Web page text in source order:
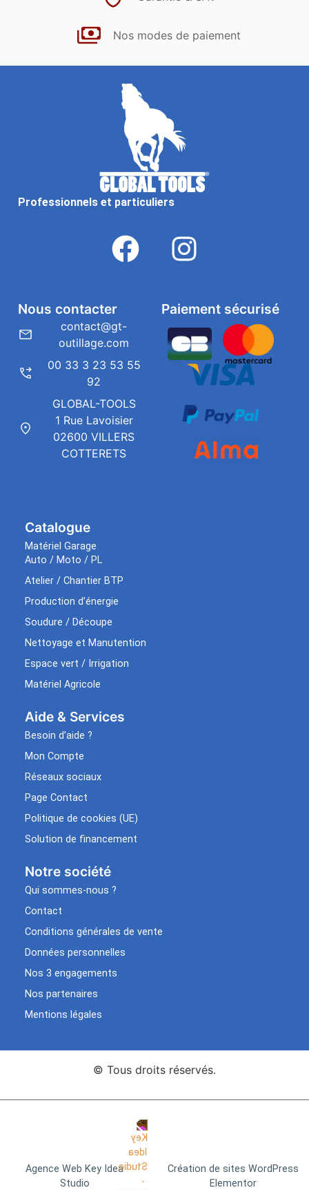
Nos modes de paiement
Professionnels et particuliers
Catalogue
Matériel Garage
Auto / Moto / PL
Atelier / Chantier BTP
Production d’énergie
Soudure / Découpe
Nettoyage et Manutention
Espace vert / Irrigation
Matériel Agricole
Aide & Services​
Besoin d’aide ?
Mon Compte
Réseaux sociaux
Page Contact
Politique de cookies (UE)
Solution de financement
Notre société
Qui sommes-nous ?
Contact
Conditions générales de vente
Données personnelles
Nos 3 engagements
Nos partenaires
Mentions légales
Paiement sécurisé
Nous contacter
contact@gt-
outillage.com
00 33 3 23 53 55
92
GLOBAL-TOOLS
1 Rue Lavoisier
02600 VILLERS
COTTERETS
© Tous droits réservés.
Agence Web Key Idea
Studio
Création de sites WordPress
Elementor